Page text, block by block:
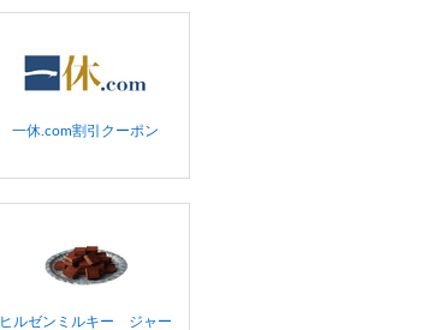
一休.com割引クーポン
ヒルゼンミルキー ジャー